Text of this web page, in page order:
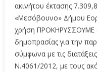
ακινήτου έκτασης
«Μεσόβουνο» Δήμου
χρήση ΠΡΟΚΗΡΥΣΣΟΥΜΕ
δημοπρασίας για την
σύμφωνα με τις
Ν.4061/2012, με τους